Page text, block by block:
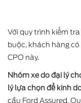
Với quy trình kiểm
buộc, khách hàng
CPO này.
Nhóm xe do đại lý
lý lựa chọn để kinh
cầu Ford Assured.